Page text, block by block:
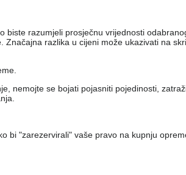
razumjeli prosječnu vrijednosti
razlika u cijeni može ukazivati ​​na
nemojte se bojati pojasniti pojedinosti,
bi "zarezervirali" vaše pravo na kupnju